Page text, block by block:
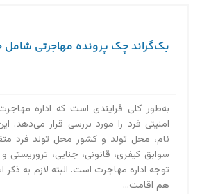
بک‌گراند چک پرونده مهاجرتی
به‌طور کلی فرایندی است که اداره
امنیتی فرد را مورد بررسی قرار می‌دهد.
نام، محل تولد و کشور محل تولد فرد
سوابق کیفری، قانونی، جنایی، تروریستی
توجه اداره مهاجرت است. البته لازم به
هم اقامت...